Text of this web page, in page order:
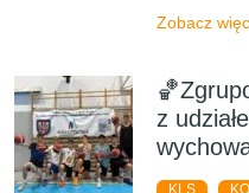
Zobacz
z